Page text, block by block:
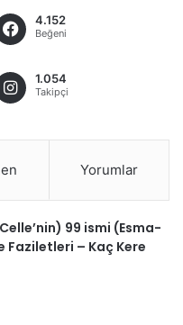
4.152
Beğeni
1.054
Takipçi
Yorumlar
99 ismi (Esma-
Faziletleri – Kaç Kere